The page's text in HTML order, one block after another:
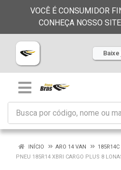
VOCÊ É CONSUMIDOR
CONHEÇA NOSSO
INÍCIO ARO 14 VAN
185R14C
PNEU 185R14 XBRI CARGO PLUS 8